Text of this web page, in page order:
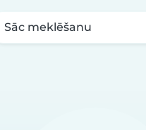
Sāc meklēšanu